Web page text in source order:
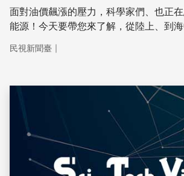
面對油價飆漲的壓力，科學家們、也正
能源！今天要帶您來了解，從陸上、到
民視新聞臺 ｜